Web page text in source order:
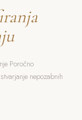
Poročno
nepozabnih